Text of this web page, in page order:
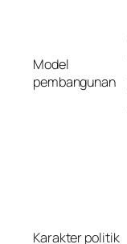
Model
pembangunan
Karakter politik